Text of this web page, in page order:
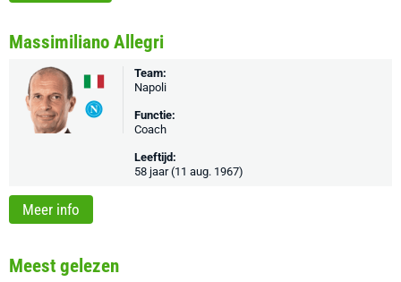
Massimiliano Allegri
Team:
Napoli
Functie:
Coach
Leeftijd:
58 jaar (11 aug. 1967)
Meer info
Meest gelezen